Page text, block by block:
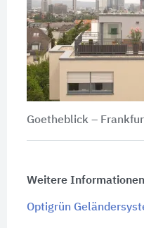
Goetheblick –
Weitere Informationen
Optigrün